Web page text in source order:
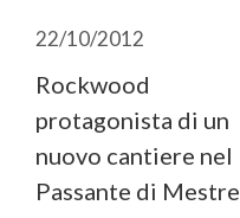
22/10/2012
Rockwood
protagonista di un
nuovo cantiere nel
Passante di Mestre